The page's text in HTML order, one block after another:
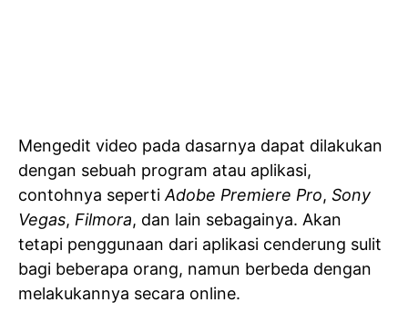
Mengedit video pada dasarnya dapat dilakukan
dengan sebuah program atau aplikasi,
contohnya seperti Adobe Premiere Pro, Sony
Vegas, Filmora, dan lain sebagainya. Akan
tetapi penggunaan dari aplikasi cenderung sulit
bagi beberapa orang, namun berbeda dengan
melakukannya secara online.